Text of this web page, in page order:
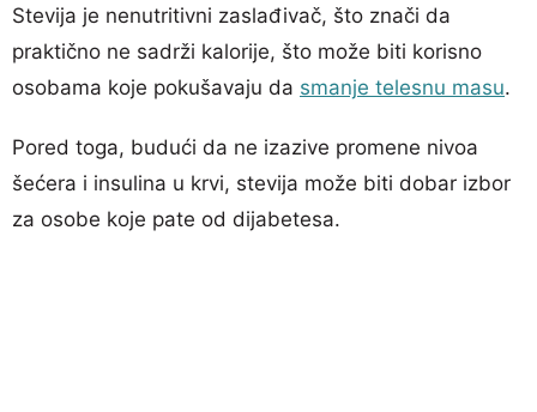
Stevija je nenutritivni zaslađivač, što znači da
praktično ne sadrži kalorije, što može biti korisno
osobama koje pokušavaju da smanje telesnu masu.
Pored toga, budući da ne izazive promene nivoa
šećera i insulina u krvi, stevija može biti dobar izbor
za osobe koje pate od dijabetesa.